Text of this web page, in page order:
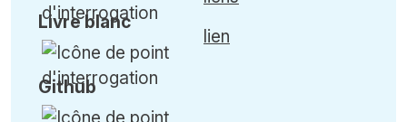
Livre blanc
Github
lien